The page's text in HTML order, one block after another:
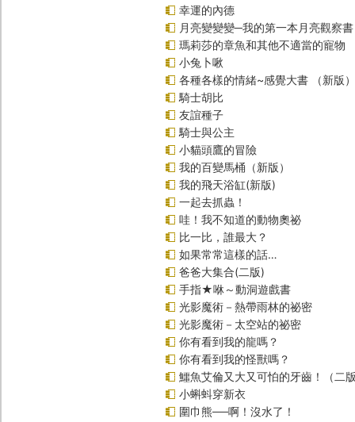
幸運的內德
月亮變變變─我的第一本月亮觀察書
瑪莉莎的章魚和其他不適當的寵物
小兔卜啾
各種各樣的情緒~感覺大書 （新版）
騎士胡比
友誼種子
騎士與公主
小貓頭鷹的冒險
我的百變馬桶（新版）
我的飛天浴缸(新版)
一起去抓蟲！
哇！我不知道的動物奧祕
比一比，誰最大？
如果常常這樣的話…
爸爸大集合(二版)
手指★咻～動洞遊戲書
光影魔術－熱帶雨林的祕密
光影魔術－太空站的祕密
你有看到我的龍嗎？
你有看到我的怪獸嗎？
鱷魚艾倫又大又可怕的牙齒！（二
小蝌蚪穿新衣
圍巾熊──啊！沒水了！